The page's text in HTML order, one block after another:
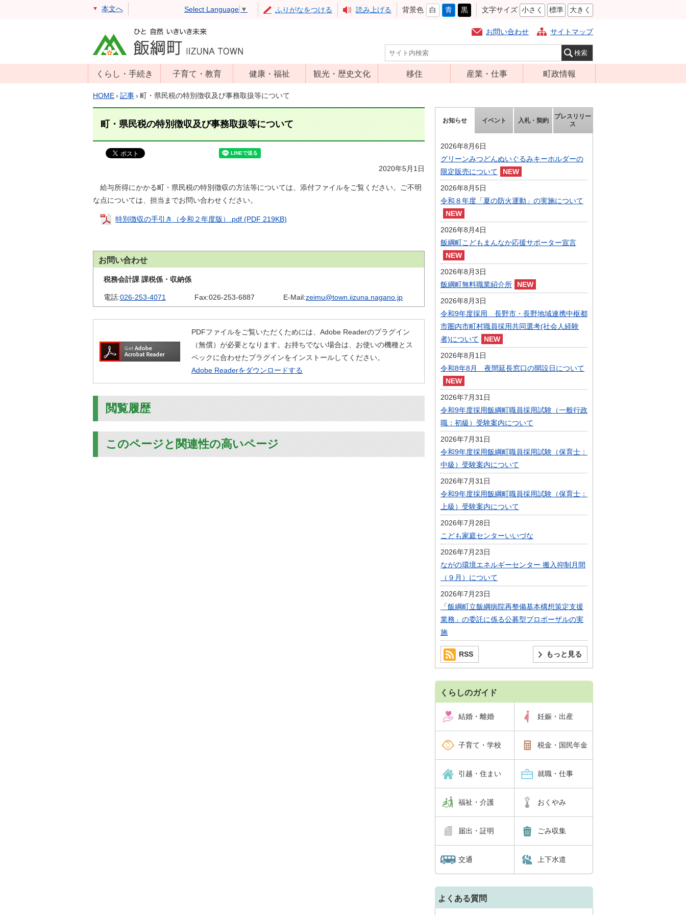
本文へ Select Language ▼ ふりがなをつける 読み上げる 背景色 白 青 黒 文字サイズ 小さく 標準 大きく
お問い合わせ サイトマップ
くらし・手続き
戸籍・住民票・
住民登録
マイナンバー
消防・防災
年金・保険
税金
環境・ゴミ
安全・防犯
相談窓口
子育て・教育
年齢別子育て情
子育て支援
小学校・中学校
生涯学習
学校教育・奨学
児童クラブ
飯綱町コミュニ
健康・福祉
児童福祉
高齢者福祉
介護保険
障害福祉
保健・医療
予防接種
観光・歴史文化
アップルミュー
移住 産業・仕事
就労支援
農林業振興
届出・証明・法
令・規制
企業の税金
入札・契約
指定管理者制度
人材募集
町政情報
組織案内
庁舎案内
ふるさと納税
人事・職員募集
まちづくり
庁舎建設
HOME› 記事› 町・県民税の特別徴収及び事務取扱等について
町・県民税の特別徴収及び事務取扱等について
2020年5月1日
給与所得にかかる町・県民税の特別徴収の方法等については、添付ファイルをご覧ください。ご不明
な点については、担当までお問い合わせください。
特別徴収の手引き（令和２年度版）.pdf (PDF 219KB)
お問い合わせ
税務会計課 課税係・収納係
電話:026-253-4071 Fax:026-253-6887 E-Mail:zeimu@town.iizuna.nagano.jp
PDFファイルをご覧いただくためには、Adobe Readerのプラグイン
（無償）が必要となります。お持ちでない場合は、お使いの機種とス
ペックに合わせたプラグインをインストールしてください。
Adobe Readerをダウンロードする
閲覧履歴
このページと関連性の高いページ
お知らせ イベント 入札・契約
プレスリリー
ス
2026年8月6日
グリーンみつどんぬいぐるみキーホルダーの
限定販売について
2026年8月5日
令和８年度「夏の防火運動」の実施について
2026年8月4日
飯綱町こどもまんなか応援サポーター宣言
2026年8月3日
飯綱町無料職業紹介所
2026年8月3日
令和9年度採用 長野市・長野地域連携中枢都
市圏内市町村職員採用共同選考(社会人経験
者)について
2026年8月1日
令和8年8月 夜間延長窓口の開設日について
2026年7月31日
令和9年度採用飯綱町職員採用試験（一般行政
職：初級）受験案内について
2026年7月31日
令和9年度採用飯綱町職員採用試験（保育士：
中級）受験案内について
2026年7月31日
令和9年度採用飯綱町職員採用試験（保育士：
上級）受験案内について
2026年7月28日
こども家庭センターいいづな
2026年7月23日
ながの環境エネルギーセンター 搬入抑制月間
（９月）について
2026年7月23日
「飯綱町立飯綱病院再整備基本構想策定支援
業務」の委託に係る公募型プロポーザルの実
施
もっと見る
RSS
くらしのガイド
結婚・離婚 妊娠・出産
子育て・学校 税金・国民年金
引越・住まい 就職・仕事
福祉・介護 おくやみ
届出・証明 ごみ収集
交通 上下水道
よくある質問